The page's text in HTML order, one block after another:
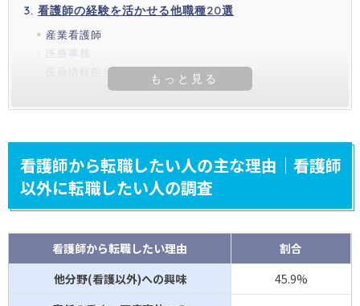
看護師の経験を活かせる他職種20選
産業看護師
医療事務
医薬情報担当者(MR)
看護師から転職したい人の主な理由｜看護師
以外に転職したい人の調査
看護師から転職したい理由
割合
他分野(看護以外)への興味
45.9%